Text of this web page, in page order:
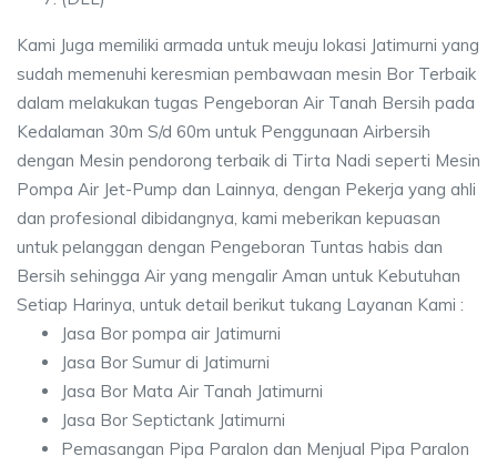
Kami Juga memiliki armada untuk meuju lokasi Jatimurni yang
sudah memenuhi keresmian pembawaan mesin Bor Terbaik
dalam melakukan tugas Pengeboran Air Tanah Bersih pada
Kedalaman 30m S/d 60m untuk Penggunaan Airbersih
dengan Mesin pendorong terbaik di Tirta Nadi seperti Mesin
Pompa Air Jet-Pump dan Lainnya, dengan Pekerja yang ahli
dan profesional dibidangnya, kami meberikan kepuasan
untuk pelanggan dengan Pengeboran Tuntas habis dan
Bersih sehingga Air yang mengalir Aman untuk Kebutuhan
Setiap Harinya, untuk detail berikut tukang Layanan Kami :
Jasa Bor pompa air Jatimurni
Jasa Bor Sumur di Jatimurni
Jasa Bor Mata Air Tanah Jatimurni
Jasa Bor Septictank Jatimurni
Pemasangan Pipa Paralon dan Menjual Pipa Paralon